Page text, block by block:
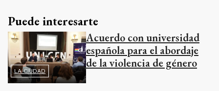
Puede interesarte
LA CIUDAD
Acuerdo con universidad
española para el abordaje
de la violencia de género